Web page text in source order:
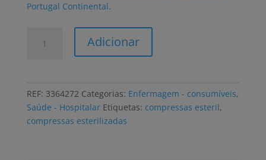
Portugal Continental.
Adicionar
REF: 3364272 Categorias: Enfermagem - consumíveis,
Saúde - Hospitalar Etiquetas: compressas esteril,
compressas esterilizadas